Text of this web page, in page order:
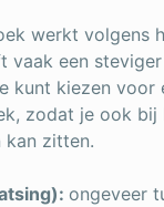
werkt volgens
vaak een
kunt kiezen voor
zodat je ook bij
zitten.
ongeveer